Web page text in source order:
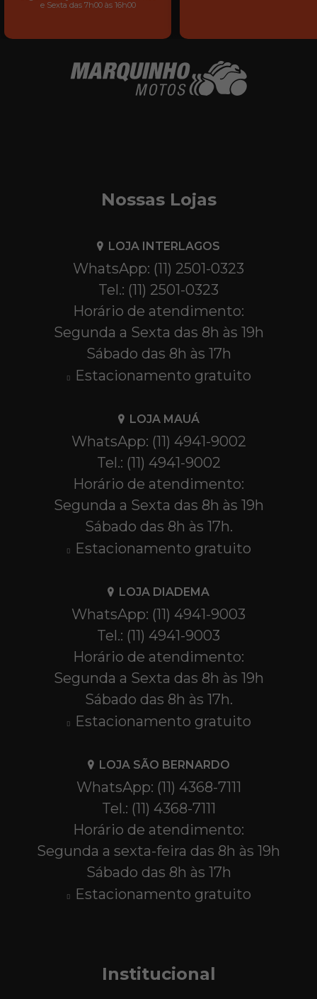
e Sexta das 7h00 às 16h00
Nossas Lojas
LOJA INTERLAGOS
WhatsApp: (11) 2501-0323
Tel.: (11) 2501-0323
Horário de atendimento:
Segunda a Sexta das 8h às 19h
Sábado das 8h às 17h
Estacionamento gratuito
LOJA MAUÁ
WhatsApp: (11) 4941-9002
Tel.: (11) 4941-9002
Horário de atendimento:
Segunda a Sexta das 8h às 19h
Sábado das 8h às 17h.
Estacionamento gratuito
LOJA DIADEMA
WhatsApp: (11) 4941-9003
Tel.: (11) 4941-9003
Horário de atendimento:
Segunda a Sexta das 8h às 19h
Sábado das 8h às 17h.
Estacionamento gratuito
LOJA SÃO BERNARDO
WhatsApp: (11) 4368-7111
Tel.: (11) 4368-7111
Horário de atendimento:
Segunda a sexta-feira das 8h às 19h
Sábado das 8h às 17h
Estacionamento gratuito
Institucional